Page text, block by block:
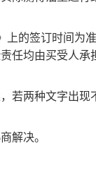
上的签订时间为
任均由买受人
若两种文字出现
解决。